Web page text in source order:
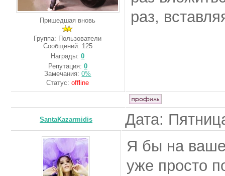
Пришедшая вновь
Группа: Пользователи
Сообщений: 125
Награды:0
Репутация: 0
Замечания:0%
Статус:offline
раз,
SantaKazarmidis Дата:
Я бы на
уже просто